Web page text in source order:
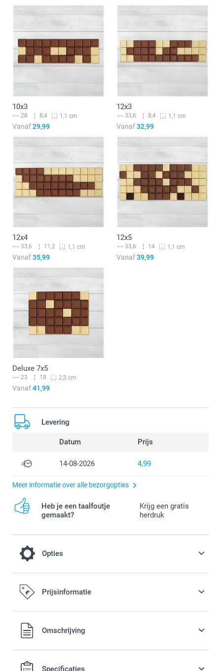
10x3
28 8,4 1,1 cm
Vanaf29,99
12x3
33,6 8,4 1,1 cm
Vanaf32,99
12x4
33,6 11,2 1,1 cm
Vanaf35,99
12x5
33,6 14 1,1 cm
Vanaf39,99
Deluxe 7x5
23 18 2,3 cm
Vanaf41,99
Levering
Datum Prijs
14-08-2026 4,99
Meer informatie over alle bezorgopties
Heb je een taalfoutje
gemaakt?
Krijg een gratis
herdruk
Opties
Afkoeling op een warme dag
3,00 / stuk
Prijsinformatie
Alle prijzen zijn in EURO (€) inclusief BTW en exclusief
verzendkosten.Omschrijving
Specificaties